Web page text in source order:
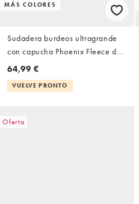
MÁS COLORES
Sudadera burdeos ultragrande
con capucha Phoenix Fleece de
Nike
64,99 €
VUELVE PRONTO
Oferta